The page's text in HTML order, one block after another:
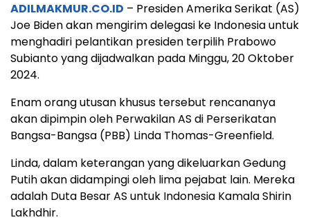
ADILMAKMUR.CO.ID – Presiden Amerika Serikat (AS)
Joe Biden akan mengirim delegasi ke Indonesia untuk
menghadiri pelantikan presiden terpilih Prabowo
Subianto yang dijadwalkan pada Minggu, 20 Oktober
2024.
Enam orang utusan khusus tersebut rencananya
akan dipimpin oleh Perwakilan AS di Perserikatan
Bangsa-Bangsa (PBB) Linda Thomas-Greenfield.
Linda, dalam keterangan yang dikeluarkan Gedung
Putih akan didampingi oleh lima pejabat lain. Mereka
adalah Duta Besar AS untuk Indonesia Kamala Shirin
Lakhdhir.